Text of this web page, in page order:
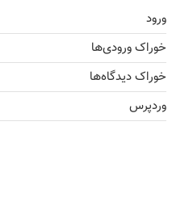
ورود
خوراک ورودی‌ها
خوراک دیدگاه‌ها
وردپرس